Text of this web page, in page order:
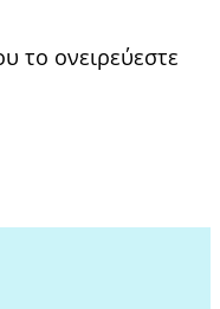
το ονειρεύεστε